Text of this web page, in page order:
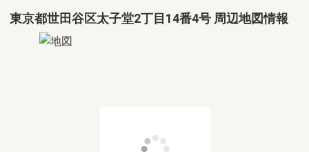
東京都世田谷区太子堂2丁目14番4号 周辺地図情報